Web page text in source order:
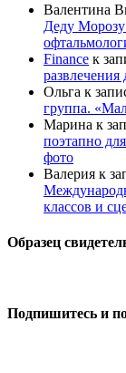
Валентина
Деду
Finance к
Ольга к
группа.
Марина к
поэтапно
фото
Валерия к
классов и
Образец
Подпишитесь и